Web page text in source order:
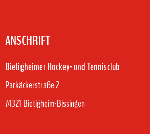
ANSCHRIFT
Bietigheimer Hockey- und Tennisclub
Parkäckerstraße 2
74321 Bietigheim-Bissingen